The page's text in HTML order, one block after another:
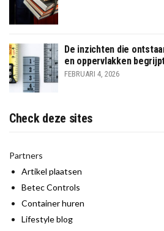
De inzichten die
en oppervlakken
FEBRUARI 4, 2026
Check deze sites
Partners
Artikel plaatsen
Betec Controls
Container huren
Lifestyle blog